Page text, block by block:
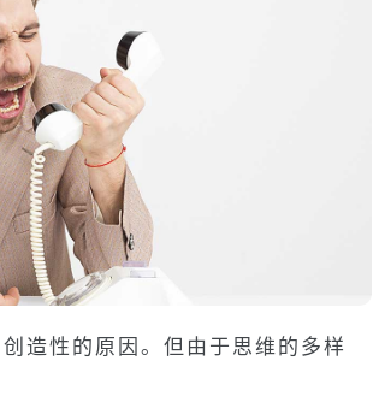
造性的原因。但由于思维的多样